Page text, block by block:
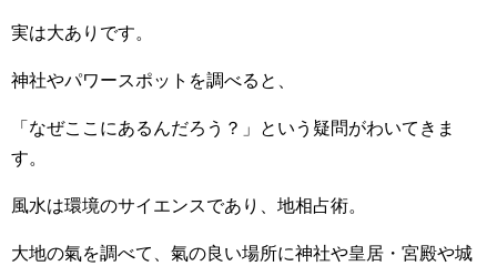
実は大ありです。
神社やパワースポットを調べると、
「なぜここにあるんだろう？」という疑問がわいてきま
す。
風水は環境のサイエンスであり、地相占術。
大地の氣を調べて、氣の良い場所に神社や皇居・宮殿や城